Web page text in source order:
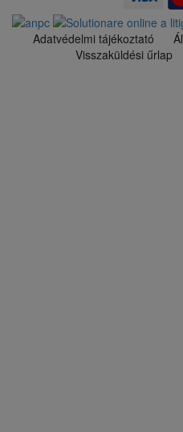
Adatvédelmi tájékoztató
Visszaküldési űrlap